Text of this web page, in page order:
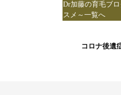
Dr加藤の育毛ブ
スメ～一覧へ
コロナ後遺